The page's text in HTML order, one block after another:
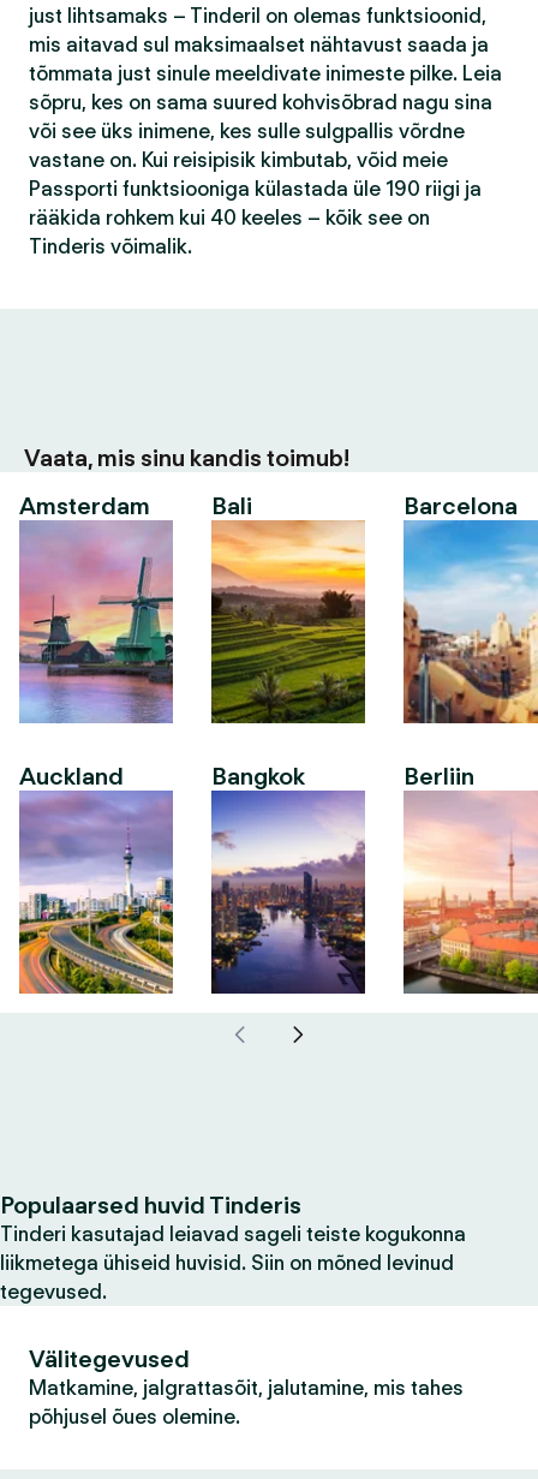
just lihtsamaks – Tinderil on olemas funktsioonid,
mis aitavad sul maksimaalset nähtavust saada ja
tõmmata just sinule meeldivate inimeste pilke. Leia
sõpru, kes on sama suured kohvisõbrad nagu sina
või see üks inimene, kes sulle sulgpallis võrdne
vastane on. Kui reisipisik kimbutab, võid meie
Passporti funktsiooniga külastada üle 190 riigi ja
rääkida rohkem kui 40 keeles – kõik see on
Tinderis võimalik.
Vaata, mis sinu kandis toimub!
Amsterdam
Auckland
Bali
Bangkok
Barcelona
Berliin
Populaarsed huvid Tinderis
Tinderi kasutajad leiavad sageli teiste kogukonna
liikmetega ühiseid huvisid. Siin on mõned levinud
tegevused.
Välitegevused
Matkamine, jalgrattasõit, jalutamine, mis tahes
põhjusel õues olemine.